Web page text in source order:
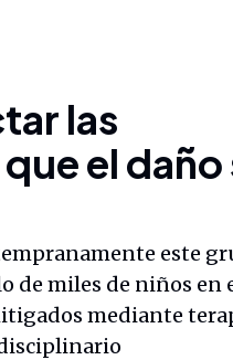
las
el daño
este
de miles de niños en
mediante